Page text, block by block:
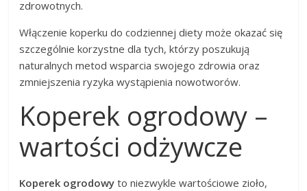
zdrowotnych.
Włączenie koperku do codziennej diety może okazać się
szczególnie korzystne dla tych, którzy poszukują
naturalnych metod wsparcia swojego zdrowia oraz
zmniejszenia ryzyka wystąpienia nowotworów.
Koperek ogrodowy –
wartości odżywcze
Koperek ogrodowy to niezwykle wartościowe zioło,